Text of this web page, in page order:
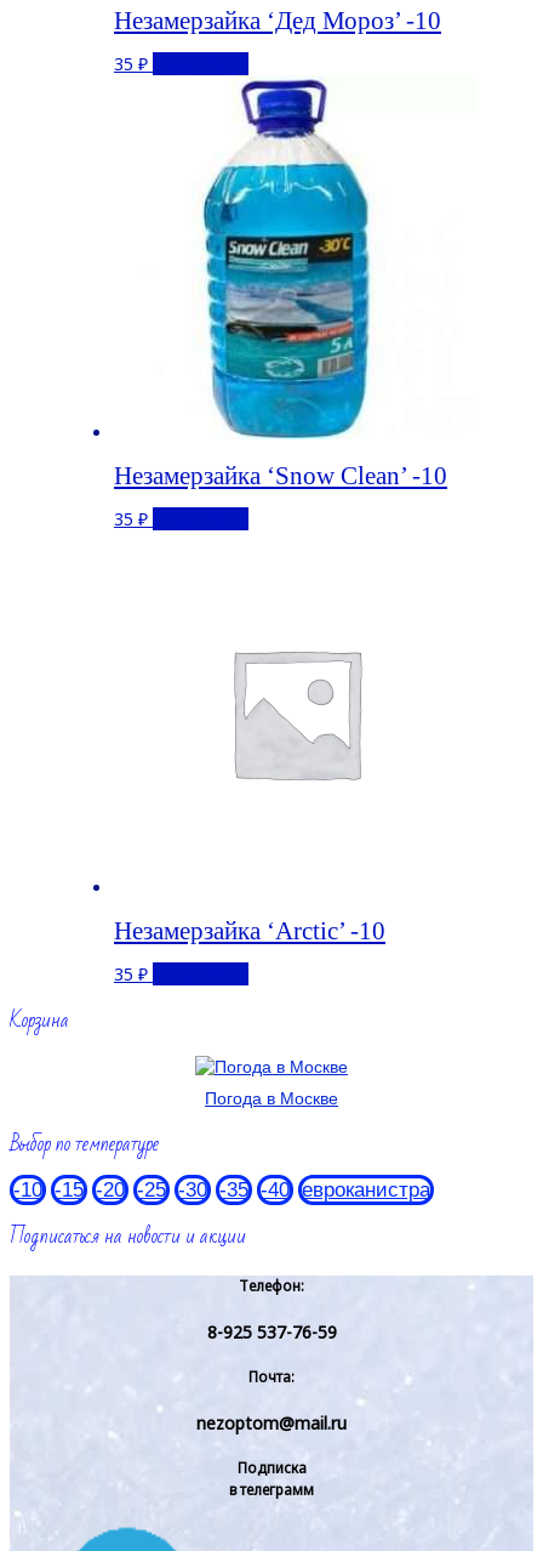
Незамерзайка ‘Дед Мороз’ -10
35 ₽
Незамерзайка ‘Snow Clean’ -10
35 ₽
Незамерзайка ‘Arctic’ -10
35 ₽
Корзина
Погода в Москве
Выбор по температуре
-10 -15 -20 -25 -30 -35 -40 евроканистра
Подписаться на новости и акции
Телефон:
8-925 537-76-59
Почта:
nezoptom@mail.ru
Подписка
в телеграмм